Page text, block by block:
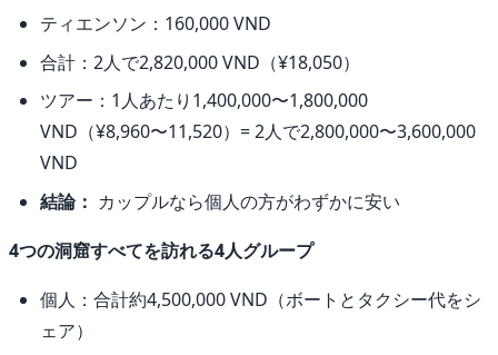
ティエンソン：160,000 VND
合計：2人で2,820,000 VND（¥18,050）
ツアー：1人あたり1,400,000〜1,800,000
VND（¥8,960〜11,520）= 2人で2,800,000〜3,600,000
VND
結論： カップルなら個人の方がわずかに安い
4つの洞窟すべてを訪れる4人グループ
個人：合計約4,500,000 VND（ボートとタクシー代をシ
ェア）